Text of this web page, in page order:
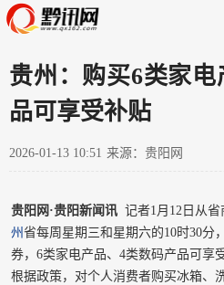
贵州：购买6类家
品可享受补贴
2026-01-13 10:51 来源：贵阳网
贵阳网·贵阳新闻讯 记者1月12日从省
州 省每周星期三和星期六的10时30分
券，6类家电产品、4类数码产品可享
根据政策，对个人消费者购买冰箱、